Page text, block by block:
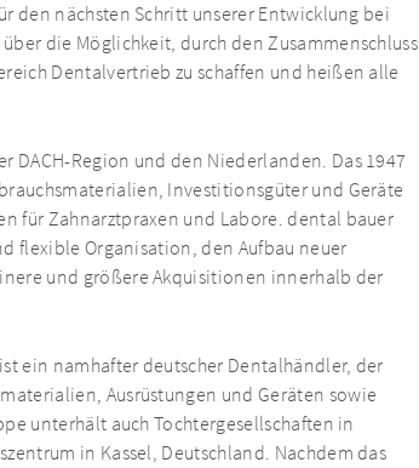
den nächsten Schritt unserer Entwicklung bei
die Möglichkeit, durch den Zusammenschluss
Dentalvertrieb zu schaffen und heißen alle
Region und den Niederlanden. Das 1947
Investitionsgüter und Geräte
für Zahnarztpraxen und Labore. dental bauer
flexible Organisation, den Aufbau neuer
und größere Akquisitionen innerhalb der
ein namhafter deutscher Dentalhändler, der
Ausrüstungen und Geräten sowie
unterhält auch Tochtergesellschaften in
in Kassel, Deutschland. Nachdem das